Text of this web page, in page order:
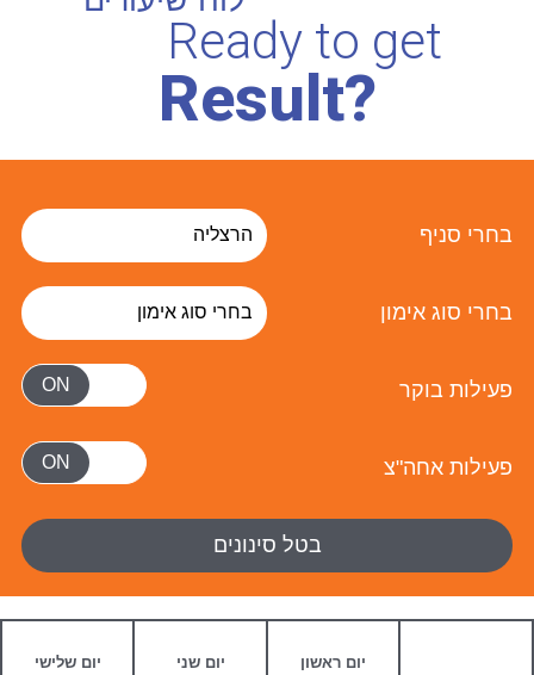
Ready to get
Result?
בחרי סניף
בחרי סוג אימון
פעילות בוקר
פעילות אחה"צ
בטל סינונים
יום ראשון יום שני יום שלישי